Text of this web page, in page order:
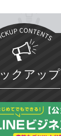
クアップ